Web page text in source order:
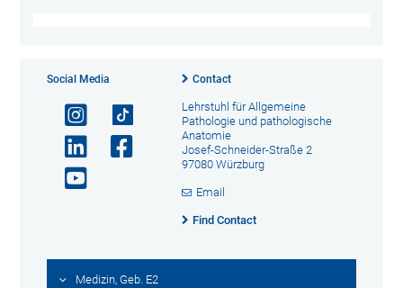
Social Media Contact
Lehrstuhl für Allgemeine
Pathologie und pathologische
Anatomie
Josef-Schneider-Straße 2
97080 Würzburg
Email
Find Contact
Medizin, Geb. E2